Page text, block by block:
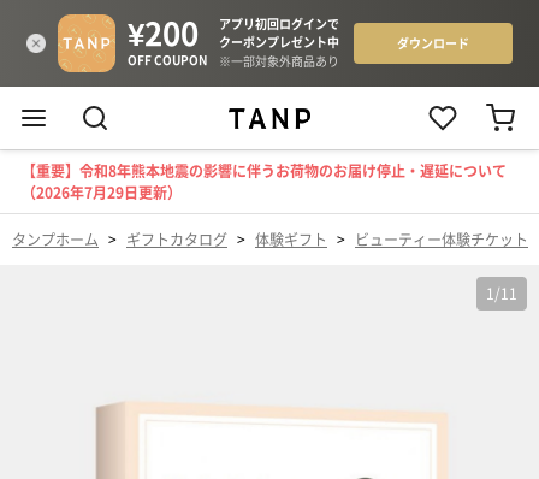
【重要】令和8年熊本地震の影響に伴うお荷物のお届け停止・遅延について
（2026年7月29日更新）
タンプホーム > ギフトカタログ > 体験ギフト > ビューティー体験チケット
1 /11